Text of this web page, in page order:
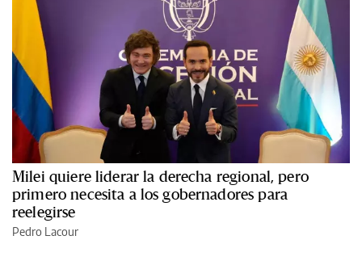
Milei quiere liderar la derecha regional, pero
primero necesita a los gobernadores para
reelegirse
Pedro Lacour